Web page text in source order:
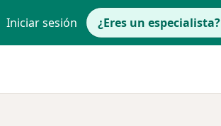
Iniciar sesión ¿Eres un especialista?